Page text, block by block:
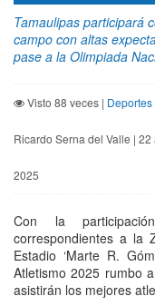
Tamaulipas participará
campo con altas
pase a la Olimpiada
Visto 88 veces | Deportes
Ricardo Serna del Valle | 22
2025
Con la
correspondientes a la
Estadio ‘Marte R.
Atletismo 2025 rumbo
asistirán los mejores